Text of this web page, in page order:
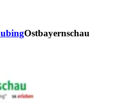
Ostbayernschau